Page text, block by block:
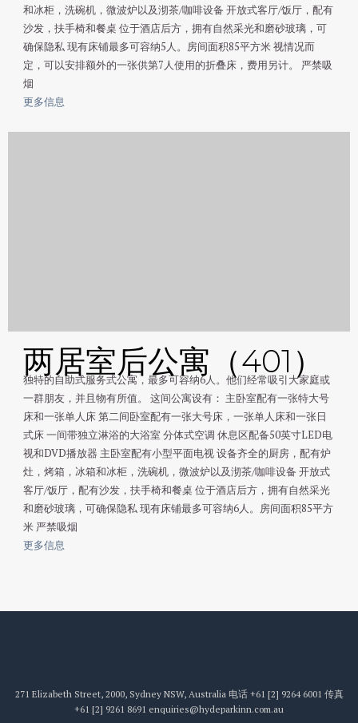
和冰柜，洗碗机，微波炉以及沏茶/咖啡设备 开放式客厅/饭厅，配有
沙发，扶手椅和餐桌 位于酒店后方，拥有自然采光和磨砂玻璃，可
确保隐私 现有床铺最多可容纳5人。房间面积85平方米 视情况而
定，可以安排额外的一张供第7人使用的折叠床，费用另计。 严禁吸
烟
更多信息
两居室后公寓（401）
独特的自助式服务式公寓，最多可容纳6人。他们经常吸引大家庭或
一群朋友，并且物有所值。 这间公寓设有： 主卧室配有一张特大号
床和一张单人床 第二间卧室配有一张大号床，一张单人床和一张日
式床 一间带独立淋浴的大浴室 分体式空调 休息区配备50英寸LED电
视和DVD播放器 主卧室配有小型平面电视 设备齐全的厨房，配有炉
灶，烤箱，冰箱和冰柜，洗碗机，微波炉以及沏茶/咖啡设备 开放式
客厅/饭厅，配有沙发，扶手椅和餐桌 位于酒店后方，拥有自然采光
和磨砂玻璃，可确保隐私 现有床铺最多可容纳6人。房间面积85平方
米 严禁吸烟
更多信息
271 Elizabeth Street, 2000, Sydney NSW, Australia 电话 +61 [2] 9264 6001 传真
+61 [2] 9261 8691 enquiries@hydeparkinn.com.au